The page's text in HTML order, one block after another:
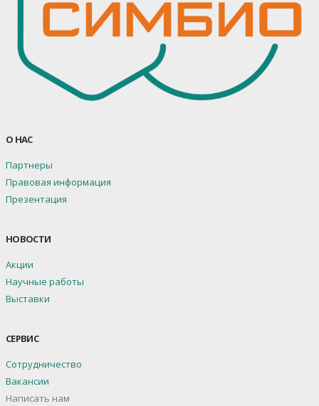
О НАС
Партнеры
Правовая информация
Презентация
НОВОСТИ
Акции
Научные работы
Выставки
СЕРВИС
Сотрудничество
Вакансии
Написать нам